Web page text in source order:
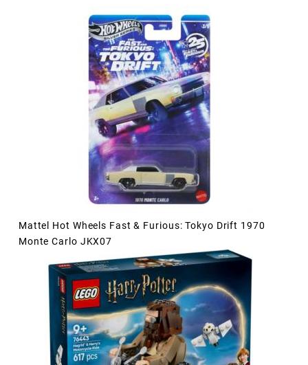
Mattel Hot Wheels Fast & Furious: Tokyo Drift 1970
Monte Carlo JKX07